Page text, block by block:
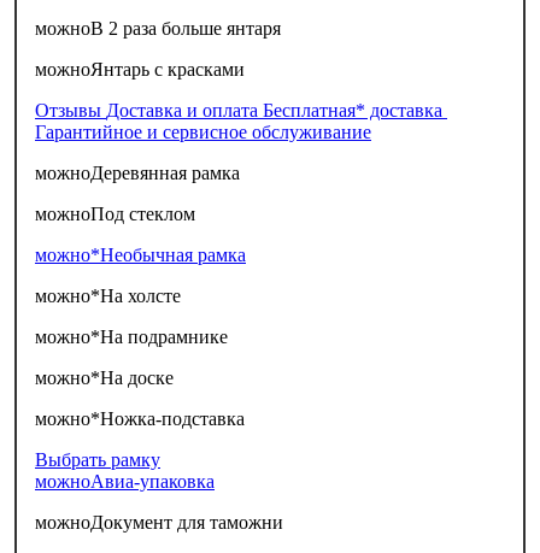
можноВ 2 раза больше янтаря
можноЯнтарь с красками
Отзывы Доставка и оплата Бесплатная* доставка
Гарантийное и сервисное обслуживание
можноДеревянная рамка
можноПод стеклом
можно*Необычная рамка
можно*На холсте
можно*На подрамнике
можно*На доске
можно*Ножка-подставка
Выбрать рамку
можноАвиа-упаковка
можноДокумент для таможни